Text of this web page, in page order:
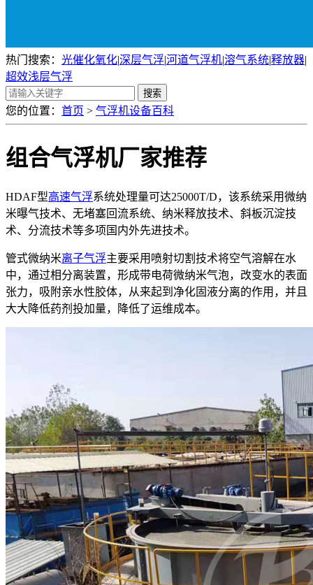
热门搜索： 光催化氧化|深层气浮|河道气浮机|溶气系统|释放器|
超效浅层气浮
您的位置： 首页 > 气浮机设备百科
组合气浮机厂家推荐
HDAF型高速气浮系统处理量可达25000T/D，该系统采用微纳
米曝气技术、无堵塞回流系统、纳米释放技术、斜板沉淀技
术、分流技术等多项国内外先进技术。
管式微纳米离子气浮主要采用喷射切割技术将空气溶解在水
中，通过相分离装置，形成带电荷微纳米气泡，改变水的表面
张力，吸附亲水性胶体，从来起到净化固液分离的作用，并且
大大降低药剂投加量，降低了运维成本。